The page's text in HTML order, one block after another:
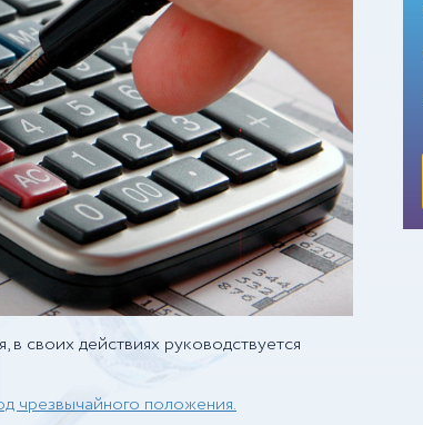
действиях руководствуется
чрезвычайного положения.